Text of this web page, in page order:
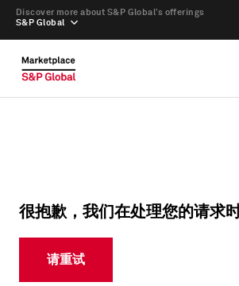
S&P Global
Discover more about S&P Global’s offerings
很抱歉，我们在处理您的请求
请重试